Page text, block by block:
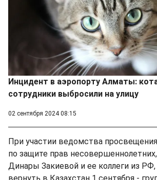
Инцидент в аэропорту Алматы:
сотрудники выбросили на улицу
02 сентября 2024 08:15
При участии ведомства
по защите прав
Динары Закиевой и ее коллеги из РФ,
вернуть в Казахстан 1 сентября -